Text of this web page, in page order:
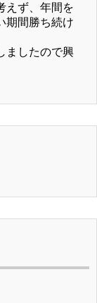
えず、年間を
期間勝ち続け
ましたので興